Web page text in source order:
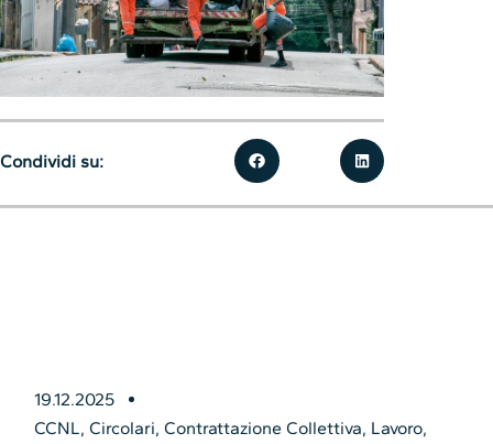
19.12.2025
CCNL,Circolari,Contrattazione Collettiva, Lavoro,
Condividi su: